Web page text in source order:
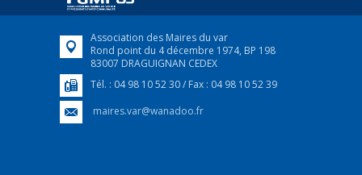
FEUILLETER
Association des Maires du var
Rond point du 4 décembre 1974, BP 198
83007 DRAGUIGNAN CEDEX
Tél. : 04 98 10 52 30 / Fax : 04 98 10 52 39
maires.var@wanadoo.fr